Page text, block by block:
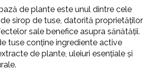
de plante este unul dintre cele
sirop de tuse, datorită proprietăților
sale benefice asupra sănătății.
tuse conține ingrediente active
de plante, uleiuri esențiale și